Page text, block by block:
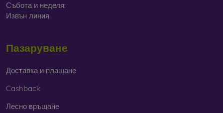
Събота и неделя:
Извън линия
Пазаруване
Доставка и плащане
Cashback
Лесно връщане